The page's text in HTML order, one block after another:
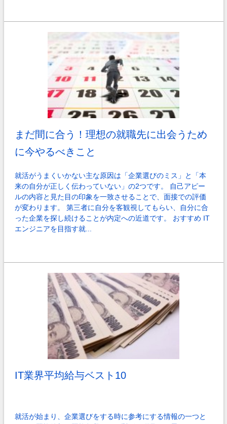
まだ間に合う！理想の就職先に出会うため
に今やるべきこと
就活がうまくいかない主な原因は「企業選びのミス」と「本
来の自分が正しく伝わっていない」の2つです。 自己アピー
ルの内容と見た目の印象を一致させることで、面接での評価
が変わります。 第三者に自分を客観視してもらい、自分に合
った企業を探し続けることが内定への近道です。 おすすめ IT
エンジニアを目指す就...
IT業界平均給与ベスト10
就活が始まり、企業選びをする時に参考にする情報の一つと